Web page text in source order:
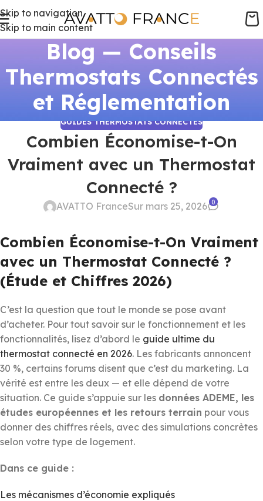
Skip to navigation
Skip to main content
Blog — Conseils
Thermostats Connectés
et Réglementation
GUIDES THERMOSTATS CONNECTÉS
Combien Économise-t-On
Vraiment avec un Thermostat
Connecté ?
AVATTO FranceSur mars 25, 2026 0
Combien Économise-t-On Vraiment
avec un Thermostat Connecté ?
(Étude et Chiffres 2026)
C’est la question que tout le monde se pose avant
d’acheter. Pour tout savoir sur le fonctionnement et les
fonctionnalités, lisez d’abord le guide ultime du
thermostat connecté en 2026. Les fabricants annoncent
30 %, certains forums disent que c’est du marketing. La
vérité est entre les deux — et elle dépend de votre
situation. Ce guide s’appuie sur les données ADEME, les
études européennes et les retours terrain pour vous
donner des chiffres réels, avec des simulations concrètes
selon votre type de logement.
Dans ce guide :
Les mécanismes d’économie expliqués